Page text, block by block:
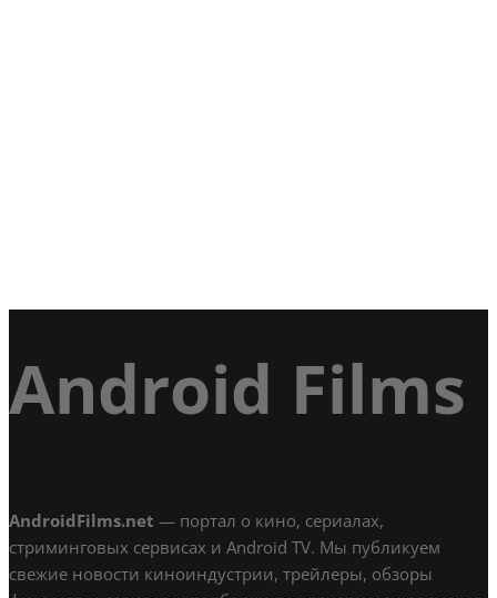
Android Films
AndroidFilms.net — портал о кино, сериалах,
стриминговых сервисах и Android TV. Мы публикуем
свежие новости киноиндустрии, трейлеры, обзоры